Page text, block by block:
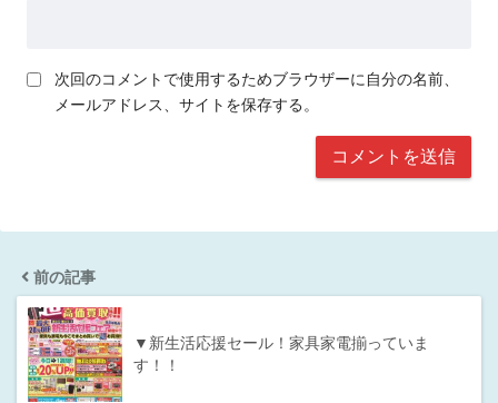
次回のコメントで使用するためブラウザーに自分の名前、
メールアドレス、サイトを保存する。
前の記事
▼新生活応援セール！家具家電揃っていま
す！！